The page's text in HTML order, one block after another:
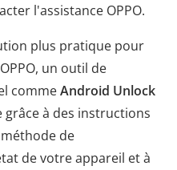
l'assistance OPPO.
plus pratique pour
un outil de
commeAndroid Unlock
à des instructions
de
de votre appareil et à